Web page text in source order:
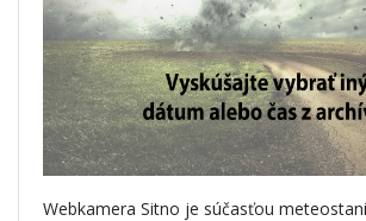
Webkamera Sitno je súčasťou